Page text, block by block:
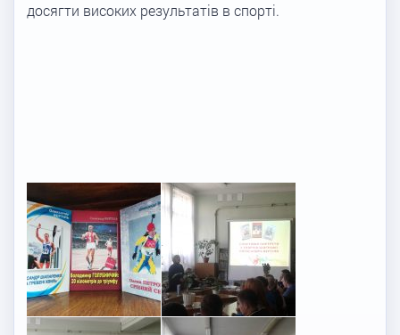
досягти високих результатів в спорті.